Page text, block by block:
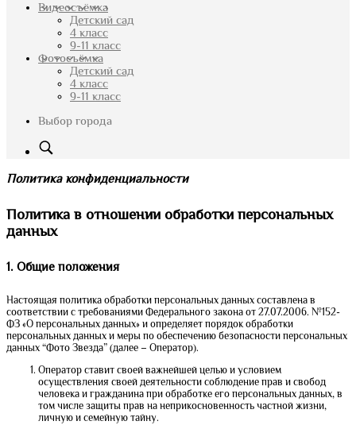
Видеосъёмка
Детский сад
4 класс
9-11 класс
Фотосъёмка
Детский сад
4 класс
9-11 класс
Выбор города
Политика конфиденциальности
Политика в отношении обработки персональных
данных
1. Общие положения
Настоящая политика обработки персональных данных составлена в
соответствии с требованиями Федерального закона от 27.07.2006. №152-
ФЗ «О персональных данных» и определяет порядок обработки
персональных данных и меры по обеспечению безопасности персональных
данных “Фото Звезда” (далее – Оператор).
Оператор ставит своей важнейшей целью и условием
осуществления своей деятельности соблюдение прав и свобод
человека и гражданина при обработке его персональных данных, в
том числе защиты прав на неприкосновенность частной жизни,
личную и семейную тайну.